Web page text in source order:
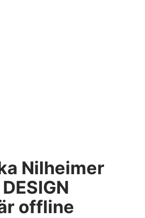
Nilheimer
DESIGN
offline